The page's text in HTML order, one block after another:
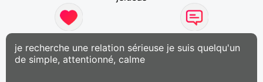
je recherche une relation sérieuse je suis quelqu'un
de simple, attentionné, calme